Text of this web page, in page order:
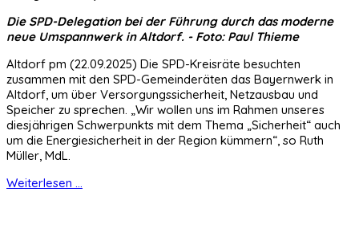
Die SPD-Delegation bei der Führung durch das moderne
neue Umspannwerk in Altdorf. - Foto: Paul Thieme
Altdorf pm (22.09.2025) Die SPD-Kreisräte besuchten
zusammen mit den SPD-Gemeinderäten das Bayernwerk in
Altdorf, um über Versorgungssicherheit, Netzausbau und
Speicher zu sprechen. „Wir wollen uns im Rahmen unseres
diesjährigen Schwerpunkts mit dem Thema „Sicherheit“ auch
um die Energiesicherheit in der Region kümmern“, so Ruth
Müller, MdL.
Weiterlesen ...